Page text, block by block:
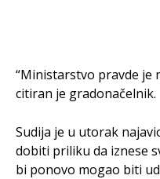
“Ministarstvo pravde je
citiran je gradonačelnik.
Sudija je u utorak
dobiti priliku da iznese
bi ponovo mogao biti